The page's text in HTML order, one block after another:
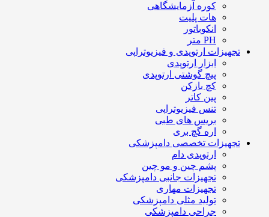
کوره آزمایشگاهی
هات پلیت
انکوباتور
PH متر
تجهیزات ارتوپدی و فیزیوتراپی
ابزار ارتوپدی
پیچ گوشتی ارتوپدی
کچ بازکن
پین کاتر
تنس فیزیوتراپی
بریس های طبی
اره گچ بری
تجهیزات تخصصی دامپزشکی
ارتوپدی دام
پشم چین و مو چین
تجهیزات جانبی دامپزشکی
تجهیزات مهاری
تولید مثلی دامپزشکی
جراحی دامپزشکی